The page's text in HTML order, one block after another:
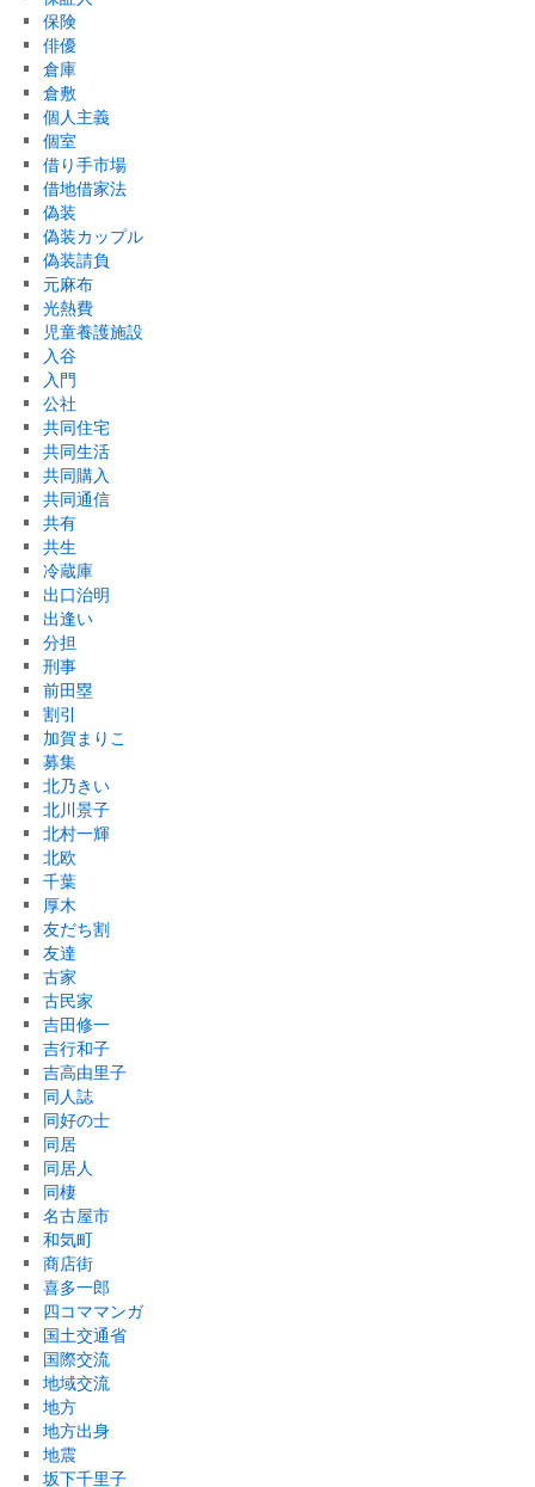
保険
俳優
倉庫
倉敷
個人主義
個室
借り手市場
借地借家法
偽装
偽装カップル
偽装請負
元麻布
光熱費
児童養護施設
入谷
入門
公社
共同住宅
共同生活
共同購入
共同通信
共有
共生
冷蔵庫
出口治明
出逢い
分担
刑事
前田塁
割引
加賀まりこ
募集
北乃きい
北川景子
北村一輝
北欧
千葉
厚木
友だち割
友達
古家
古民家
吉田修一
吉行和子
吉高由里子
同人誌
同好の士
同居
同居人
同棲
名古屋市
和気町
商店街
喜多一郎
四コママンガ
国土交通省
国際交流
地域交流
地方
地方出身
地震
坂下千里子